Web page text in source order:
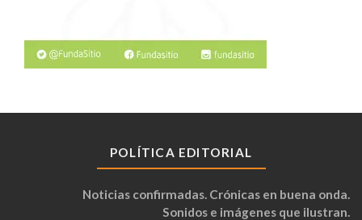
POLÍTICA EDITORIAL
Noticias confirmadas. Crónicas en buena onda.
Sonidos e imágenes que ilustran.